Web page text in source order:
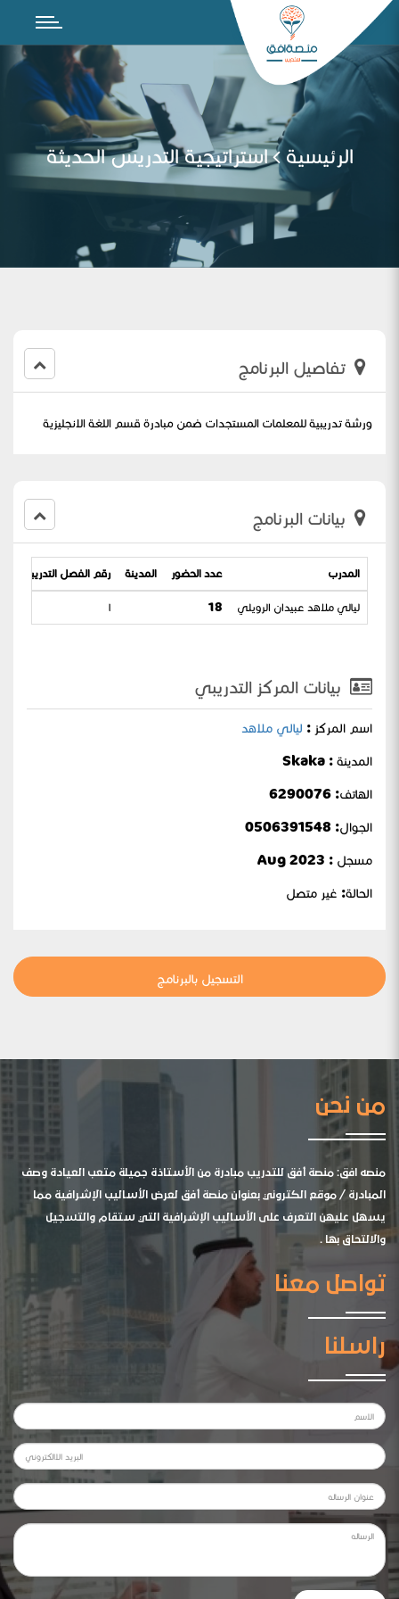
الرئيسية استراتيجية التدريس الحديثة
تفاصيل البرنامج
ورشة تدريبية للمعلمات المستجدات ضمن مبادرة قسم اللغة الانجليزية
بيانات البرنامج
المدرب عدد الحضور المدينة رقم الفصل التدريبي
ليالي ملاهد عبيدان الرويلي 18 ١
بيانات المركز التدريبي
اسم المركز : ليالي ملاهد
المدينة : Skaka
الهاتف: 6290076
الجوال:
مسجل : Aug 2023
الحالة: غير متصل
التسجيل بالبرنامج
من نحن
منصه افق: منصة أفق للتدريب مبادرة من الأستاذة جميلة متعب العيادة وصف
المبادرة / موقع الكتروني بعنوان منصة أفق لعرض الأساليب الإشرافية مما
يسهل عليهن التعرف على الأساليب الإشرافية التي ستقام والتسجيل
والالتحاق بها .
تواصل معنا
راسلنا